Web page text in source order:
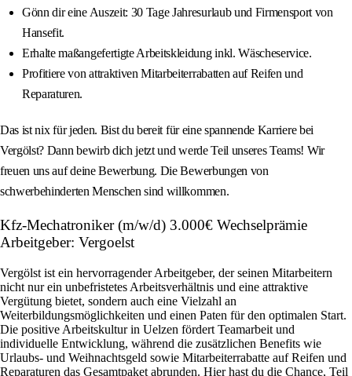
Gönn dir eine Auszeit: 30 Tage Jahresurlaub und Firmensport von
Hansefit.
Erhalte maßangefertigte Arbeitskleidung inkl. Wäscheservice.
Profitiere von attraktiven Mitarbeiterrabatten auf Reifen und
Reparaturen.
Das ist nix für jeden. Bist du bereit für eine spannende Karriere bei
Vergölst? Dann bewirb dich jetzt und werde Teil unseres Teams! Wir
freuen uns auf deine Bewerbung. Die Bewerbungen von
schwerbehinderten Menschen sind willkommen.
Kfz-Mechatroniker (m/w/d) 3.000€ Wechselprämie
Arbeitgeber: Vergoelst
Vergölst ist ein hervorragender Arbeitgeber, der seinen Mitarbeitern
nicht nur ein unbefristetes Arbeitsverhältnis und eine attraktive
Vergütung bietet, sondern auch eine Vielzahl an
Weiterbildungsmöglichkeiten und einen Paten für den optimalen Start.
Die positive Arbeitskultur in Uelzen fördert Teamarbeit und
individuelle Entwicklung, während die zusätzlichen Benefits wie
Urlaubs- und Weihnachtsgeld sowie Mitarbeiterrabatte auf Reifen und
Reparaturen das Gesamtpaket abrunden. Hier hast du die Chance, Teil